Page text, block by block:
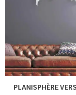
PLANISPHÈRE